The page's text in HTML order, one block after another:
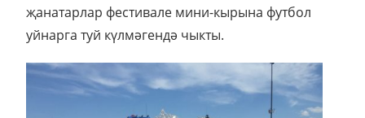
җанатарлар фестивале мини-кырына футбол
уйнарга туй күлмәгендә чыкты.